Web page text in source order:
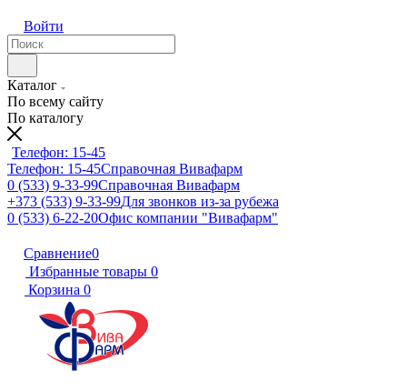
Войти
Каталог
По всему сайту
По каталогу
Телефон: 15-45
Телефон: 15-45Справочная Вивафарм
0 (533) 9-33-99Справочная Вивафарм
+373 (533) 9-33-99Для звонков из-за рубежа
0 (533) 6-22-20Офис компании "Вивафарм"
Сравнение0
Избранные товары 0
Корзина 0